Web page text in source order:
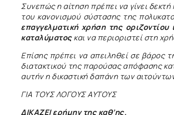
Συνεπώς η αίτηση πρέπει να γίνει
του κανονισμού σύστασης της
επαγγελματική χρήση της
καταλύματοςκαι να περιοριστεί στη
Επίσης πρέπει να απειληθεί σε βάρος
διατακτικού της παρούσας απόφασης
αυτήν η δικαστική δαπάνη των
ΓΙΑ ΤΟΥΣ ΛΟΓΟΥΣ ΑΥΤΟΥΣ
ΔΙΚΑΖΕΙ ερήμην της καθ’ης.